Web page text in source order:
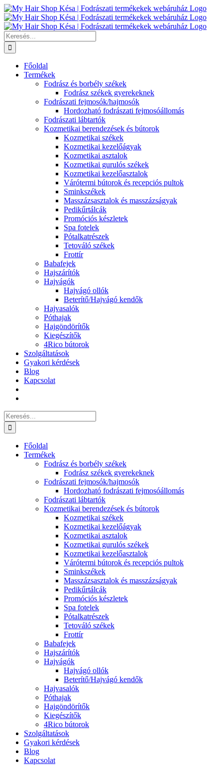
Kihagyás
Keresés...
Főoldal
Termékek
Fodrász és borbély székek
Fodrász székek gyerekeknek
Fodrászati fejmosók/hajmosók
Hordozható fodrászati fejmosóállomás
Fodrászati lábtartók
Kozmetikai berendezések és bútorok
Kozmetikai székek
Kozmetikai kezelőágyak
Kozmetikai asztalok
Kozmetikai gurulós székek
Kozmetikai kezelőasztalok
Várótermi bútorok és recepciós pultok
Sminkszékek
Masszázsasztalok és masszázságyak
Pedikűrtálcák
Promóciós készletek
Spa fotelek
Pótalkatrészek
Tetováló székek
Frottír
Babafejek
Hajszárítók
Hajvágók
Hajvágó ollók
Beterítő/Hajvágó kendők
Hajvasalók
Póthajak
Hajgöndörítők
Kiegészítők
4Rico bútorok
Szolgáltatások
Gyakori kérdések
Blog
Kapcsolat
Keresés...
Főoldal
Termékek
Fodrász és borbély székek
Fodrász székek gyerekeknek
Fodrászati fejmosók/hajmosók
Hordozható fodrászati fejmosóállomás
Fodrászati lábtartók
Kozmetikai berendezések és bútorok
Kozmetikai székek
Kozmetikai kezelőágyak
Kozmetikai asztalok
Kozmetikai gurulós székek
Kozmetikai kezelőasztalok
Várótermi bútorok és recepciós pultok
Sminkszékek
Masszázsasztalok és masszázságyak
Pedikűrtálcák
Promóciós készletek
Spa fotelek
Pótalkatrészek
Tetováló székek
Frottír
Babafejek
Hajszárítók
Hajvágók
Hajvágó ollók
Beterítő/Hajvágó kendők
Hajvasalók
Póthajak
Hajgöndörítők
Kiegészítők
4Rico bútorok
Szolgáltatások
Gyakori kérdések
Blog
Kapcsolat